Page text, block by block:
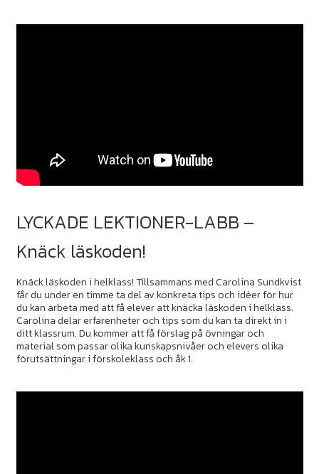
LYCKADE LEKTIONER-LABB –
Knäck läskoden!
Knäck läskoden i helklass! Tillsammans med Carolina Sundkvist
får du under en timme ta del av konkreta tips och idéer för hur
du kan arbeta med att få elever att knäcka läskoden i helklass.
Carolina delar erfarenheter och tips som du kan ta direkt in i
ditt klassrum. Du kommer att få förslag på övningar och
material som passar olika kunskapsnivåer och elevers olika
förutsättningar i förskoleklass och åk 1.